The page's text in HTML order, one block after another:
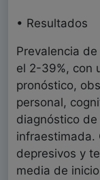
• Resultados
Prevalencia
el 2-39%, con
pronóstico,
personal,
diagnóstico
infraestimada.
depresivos y
media de